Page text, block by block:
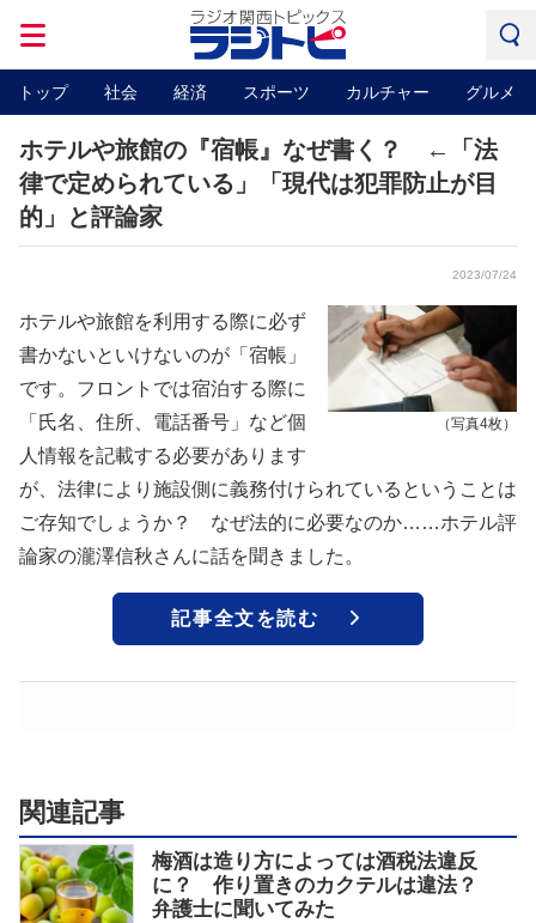
トップ 社会 経済 スポーツ カルチャー グルメ
ホテルや旅館の『宿帳』なぜ書く？ ←「法
律で定められている」「現代は犯罪防止が目
的」と評論家
2023/07/24
（写真4枚）
ホテルや旅館を利用する際に必ず
書かないといけないのが「宿帳」
です。フロントでは宿泊する際に
「氏名、住所、電話番号」など個
人情報を記載する必要があります
が、法律により施設側に義務付けられているということは
ご存知でしょうか？ なぜ法的に必要なのか……ホテル評
論家の瀧澤信秋さんに話を聞きました。
記事全文を読む
関連記事
梅酒は造り方によっては酒税法違反
に？ 作り置きのカクテルは違法？
弁護士に聞いてみた